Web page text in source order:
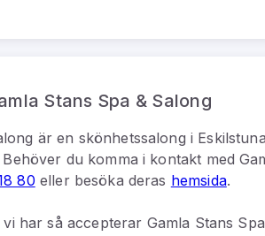
Stans Spa & Salong
ären skönhetssalong i Eskilstuna
Behöver du komma i kontakt med
80 eller besöka deras hemsida.
har så accepterar Gamla Stans